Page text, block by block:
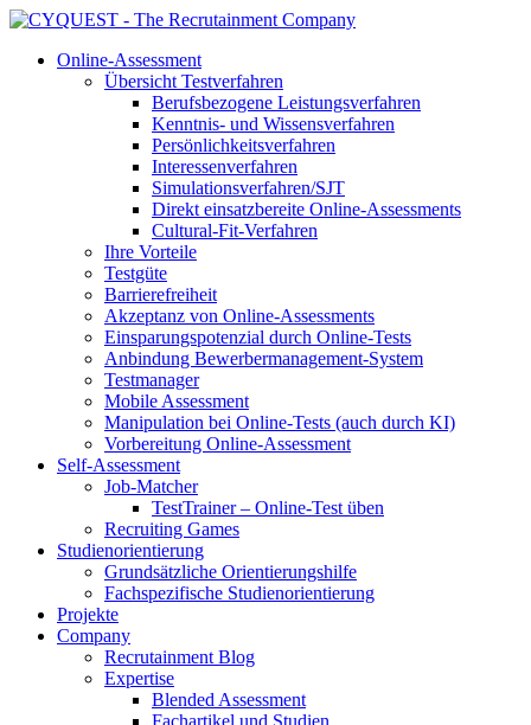
Online-Assessment
Übersicht Testverfahren
Berufsbezogene Leistungsverfahren
Kenntnis- und Wissensverfahren
Persönlichkeitsverfahren
Interessenverfahren
Simulationsverfahren/SJT
Direkt einsatzbereite Online-Assessments
Cultural-Fit-Verfahren
Ihre Vorteile
Testgüte
Barrierefreiheit
Akzeptanz von Online-Assessments
Einsparungspotenzial durch Online-Tests
Anbindung Bewerbermanagement-System
Testmanager
Mobile Assessment
Manipulation bei Online-Tests (auch durch KI)
Vorbereitung Online-Assessment
Self-Assessment
Job-Matcher
TestTrainer – Online-Test üben
Recruiting Games
Studienorientierung
Grundsätzliche Orientierungshilfe
Fachspezifische Studienorientierung
Projekte
Company
Recrutainment Blog
Expertise
Blended Assessment
Fachartikel und Studien